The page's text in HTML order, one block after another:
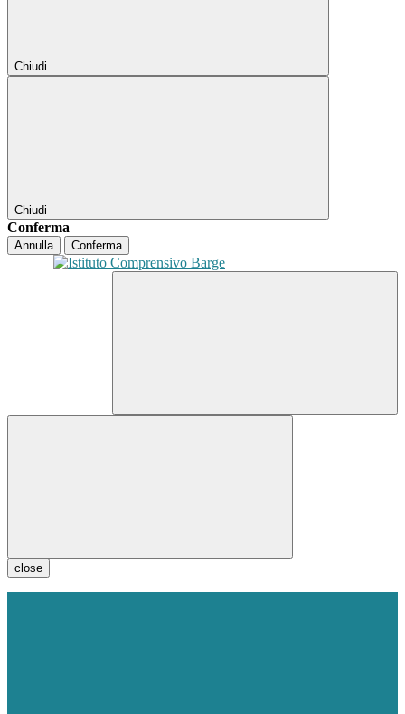
Chiudi
Chiudi
Conferma
Annulla Conferma
close